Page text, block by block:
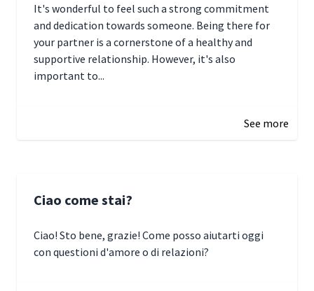
It's wonderful to feel such a strong commitment
and dedication towards someone. Being there for
your partner is a cornerstone of a healthy and
supportive relationship. However, it's also
important to...
See more
Ciao come stai?
Ciao! Sto bene, grazie! Come posso aiutarti oggi
con questioni d'amore o di relazioni?